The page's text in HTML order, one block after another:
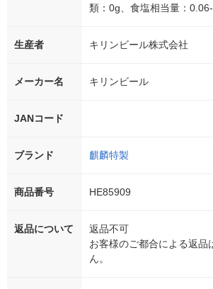
類：0g、食塩相当量：
生産者 キリンビール株式会社
メーカー名 キリンビール
JANコード
ブランド 麒麟特製
商品番号 HE85909
返品について
返品不可
お客様のご都合による返品
ん。